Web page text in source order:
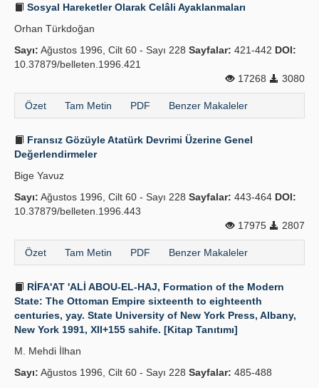
Sosyal Hareketler Olarak Celâli Ayaklanmaları
Orhan Türkdoğan
Sayı: Ağustos 1996, Cilt 60 - Sayı 228 Sayfalar: 421-442 DOI:
10.37879/belleten.1996.421
17268
3080
Özet Tam Metin PDF Benzer Makaleler
Fransız Gözüyle Atatürk Devrimi Üzerine Genel
Değerlendirmeler
Bige Yavuz
Sayı: Ağustos 1996, Cilt 60 - Sayı 228 Sayfalar: 443-464 DOI:
10.37879/belleten.1996.443
17975
2807
Özet Tam Metin PDF Benzer Makaleler
RİFA'AT 'ALİ ABOU-EL-HAJ, Formation of the Modern
State: The Ottoman Empire sixteenth to eighteenth
centuries, yay. State University of New York Press, Albany,
New York 1991, XII+155 sahife. [Kitap Tanıtımı]
M. Mehdi İlhan
Sayı: Ağustos 1996, Cilt 60 - Sayı 228 Sayfalar: 485-488